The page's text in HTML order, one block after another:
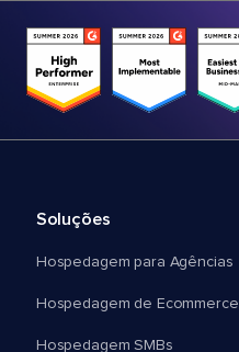
Soluções
Hospedagem para Agências
Hospedagem de Ecommerce
Hospedagem SMBs